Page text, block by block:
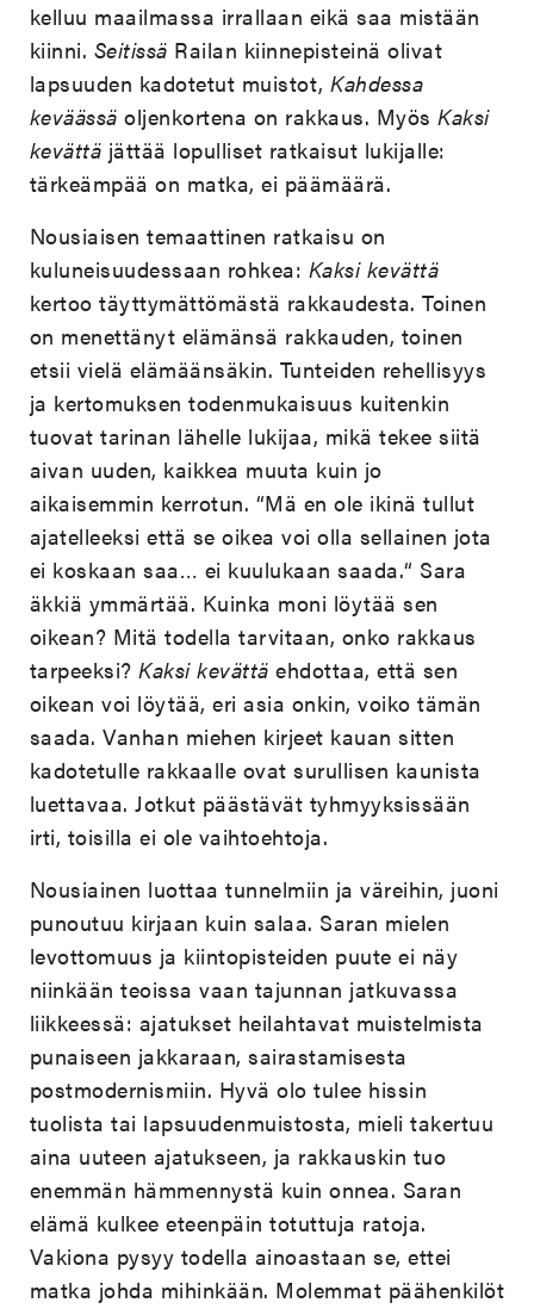
kelluu maailmassa irrallaan eikä saa mistään
kiinni. Seitissä Railan kiinnepisteinä olivat
lapsuuden kadotetut muistot,Kahdessa
keväässä oljenkortena on rakkaus. MyösKaksi
kevättä jättää lopulliset ratkaisut lukijalle:
tärkeämpää on matka, ei päämäärä.
Nousiaisen temaattinen ratkaisu on
kuluneisuudessaan rohkea: Kaksi kevättä
kertoo täyttymättömästä rakkaudesta. Toinen
on menettänyt elämänsä rakkauden, toinen
etsii vielä elämäänsäkin. Tunteiden rehellisyys
ja kertomuksen todenmukaisuus kuitenkin
tuovat tarinan lähelle lukijaa, mikä tekee siitä
aivan uuden, kaikkea muuta kuin jo
aikaisemmin kerrotun. “Mä en ole ikinä tullut
ajatelleeksi että se oikea voi olla sellainen jota
ei koskaan saa… ei kuulukaan saada.“ Sara
äkkiä ymmärtää. Kuinka moni löytää sen
oikean? Mitä todella tarvitaan, onko rakkaus
tarpeeksi?Kaksi kevättä ehdottaa, että sen
oikean voi löytää, eri asia onkin, voiko tämän
saada. Vanhan miehen kirjeet kauan sitten
kadotetulle rakkaalle ovat surullisen kaunista
luettavaa. Jotkut päästävät tyhmyyksissään
irti, toisilla ei ole vaihtoehtoja.
Nousiainen luottaa tunnelmiin ja väreihin, juoni
punoutuu kirjaan kuin salaa. Saran mielen
levottomuus ja kiintopisteiden puute ei näy
niinkään teoissa vaan tajunnan jatkuvassa
liikkeessä: ajatukset heilahtavat muistelmista
punaiseen jakkaraan, sairastamisesta
postmodernismiin. Hyvä olo tulee hissin
tuolista tai lapsuudenmuistosta, mieli takertuu
aina uuteen ajatukseen, ja rakkauskin tuo
enemmän hämmennystä kuin onnea. Saran
elämä kulkee eteenpäin totuttuja ratoja.
Vakiona pysyy todella ainoastaan se, ettei
matka johda mihinkään. Molemmat päähenkilöt